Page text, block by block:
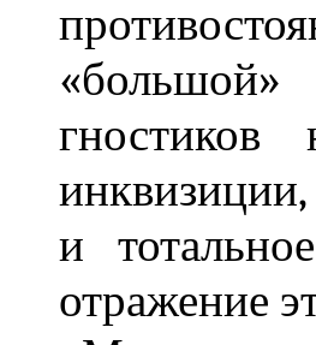
и
отражение